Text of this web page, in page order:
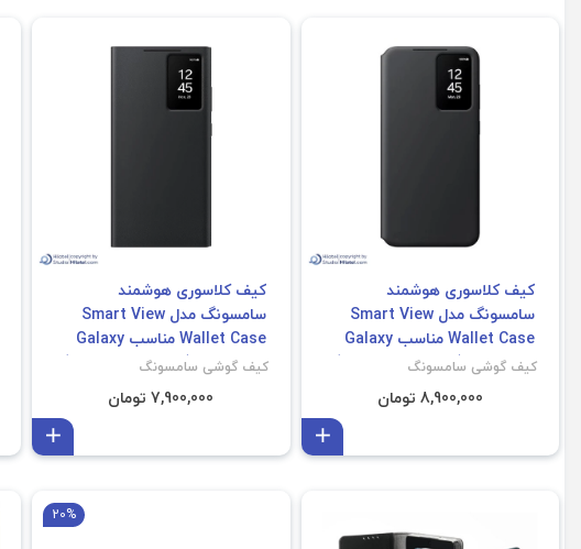
فروش ویژه
کیف کلاسوری هوشمند
سامسونگ مدل Smart View
Wallet Case مناسب Galaxy
S26 Ultra (با برنامه /غیر اصل)
کیف گوشی سامسونگ
8,900,000 تومان
کیف کلاسوری هوشمند
سامسونگ مدل Smart View
Wallet Case مناسب Galaxy
S25 Ultra (با برنامه /غیر اصل)
کیف گوشی سامسونگ
7,900,000 تومان
20%